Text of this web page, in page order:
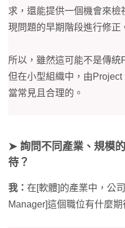
求，還能提供一個機會來
現問題的早期階段進行修正
所以，雖然這可能不是傳統
但在小型組織中，由
當常見且合理的。
➤ 詢問不同產業、規模
待？
我： 在[軟體]的產業中，公
Manager]這個職位有什麼期